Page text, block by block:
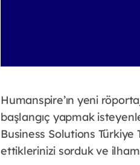
Humanspire’ın yeni
başlangıç yapmak
Business Solutions
ettiklerinizi sorduk ve